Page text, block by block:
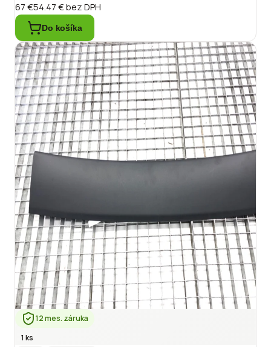
67 €54.47 €bez DPH
Do košíka
12 mes. záruka
1 ks